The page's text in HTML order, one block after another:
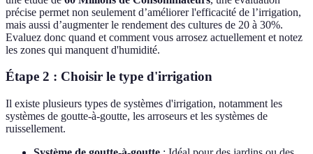
précise permet non seulement d’améliorer l'efficacité de l’irrigation,
mais aussi d’augmenter le rendement des cultures de 20 à 30%.
Evaluez donc quand et comment vous arrosez actuellement et notez
les zones qui manquent d'humidité.
Étape 2 : Choisir le type d'irrigation
Il existe plusieurs types de systèmes d'irrigation, notamment les
systèmes de goutte-à-goutte, les arroseurs et les systèmes de
ruissellement.